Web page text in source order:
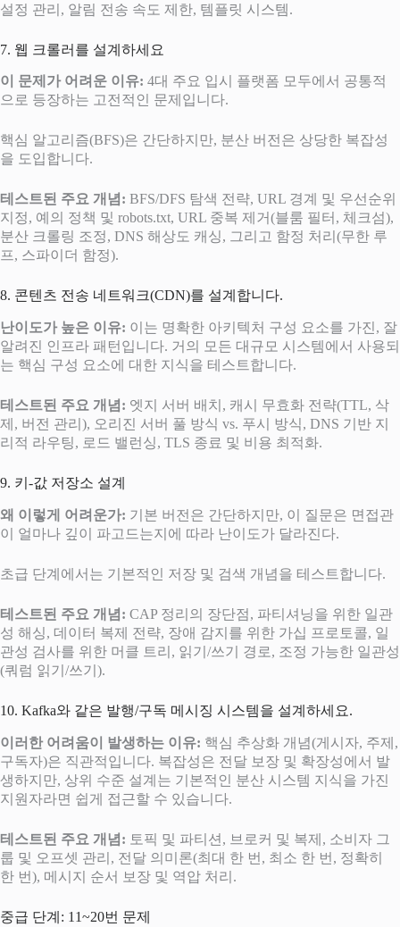
설정 관리, 알림 전송 속도 제한, 템플릿 시스템.
7. 웹 크롤러를 설계하세요
이 문제가 어려운 이유: 4대 주요 입시 플랫폼 모두에서 공통적
으로 등장하는 고전적인 문제입니다.
핵심 알고리즘(BFS)은 간단하지만, 분산 버전은 상당한 복잡성
을 도입합니다.
테스트된 주요 개념: BFS/DFS 탐색 전략, URL 경계 및 우선순위
지정, 예의 정책 및 robots.txt, URL 중복 제거(블룸 필터, 체크섬),
분산 크롤링 조정, DNS 해상도 캐싱, 그리고 함정 처리(무한 루
프, 스파이더 함정).
8. 콘텐츠 전송 네트워크(CDN)를 설계합니다.
난이도가 높은 이유: 이는 명확한 아키텍처 구성 요소를 가진, 잘
알려진 인프라 패턴입니다. 거의 모든 대규모 시스템에서 사용되
는 핵심 구성 요소에 대한 지식을 테스트합니다.
테스트된 주요 개념: 엣지 서버 배치, 캐시 무효화 전략(TTL, 삭
제, 버전 관리), 오리진 서버 풀 방식 vs. 푸시 방식, DNS 기반 지
리적 라우팅, 로드 밸런싱, TLS 종료 및 비용 최적화.
9. 키-값 저장소 설계
왜 이렇게 어려운가: 기본 버전은 간단하지만, 이 질문은 면접관
이 얼마나 깊이 파고드는지에 따라 난이도가 달라진다.
초급 단계에서는 기본적인 저장 및 검색 개념을 테스트합니다.
테스트된 주요 개념: CAP 정리의 장단점, 파티셔닝을 위한 일관
성 해싱, 데이터 복제 전략, 장애 감지를 위한 가십 프로토콜, 일
관성 검사를 위한 머클 트리, 읽기/쓰기 경로, 조정 가능한 일관성
(쿼럼 읽기/쓰기).
10. Kafka와 같은 발행/구독 메시징 시스템을 설계하세요.
이러한 어려움이 발생하는 이유: 핵심 추상화 개념(게시자, 주제,
구독자)은 직관적입니다. 복잡성은 전달 보장 및 확장성에서 발
생하지만, 상위 수준 설계는 기본적인 분산 시스템 지식을 가진
지원자라면 쉽게 접근할 수 있습니다.
테스트된 주요 개념: 토픽 및 파티션, 브로커 및 복제, 소비자 그
룹 및 오프셋 관리, 전달 의미론(최대 한 번, 최소 한 번, 정확히
한 번), 메시지 순서 보장 및 역압 처리.
중급 단계: 11~20번 문제